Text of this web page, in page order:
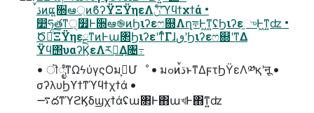
෺ཧతͳ੍໿Ͱ૝ఆ֎ͷϦιʔεෆ଍ΛղফͰ͖ͳ͍ʢϦιʔε֦ுͰ͖ͳ͍ʣ •
Ծఆͨ͠ΞΫηεྔͳͷͰա৒ϦιʔεʹͳͬͨΓɺٯʹϦιʔεෆ଍ʹͳΔ
Ϋϥ΢υαʔϏεΛར༻͢Δ৔߹
• ॊೈͳΩϟύγςΟมߋ͕Մೳ • มߋͷࠜڌͱͳΔϝτϦΫεΛ༰қʹऩू •
σʔλυϦϒϯͳϓϥϯχϯά •
࠷దͳϓϩϏδϣχϯάʢա৒Ͱ΋աখͰ΋ͳ͍ʣ